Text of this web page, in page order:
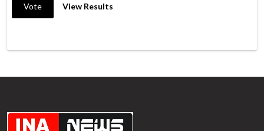
Vote View Results